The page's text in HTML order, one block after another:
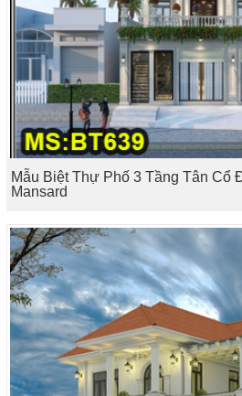
Mẫu Biệt Thự Phố 3 Tầng Tân Cổ
Mansard